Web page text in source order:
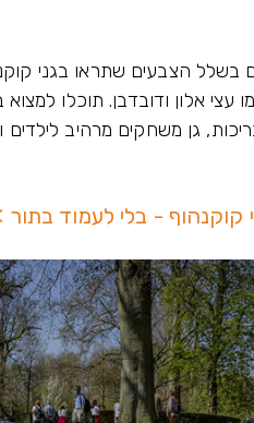
בשלל הצבעים שתראו בגני
עצי אלון ודובדבן. תוכלו
גן משחקים מרהיב לילדים
קוקנהוף - בלי לעמוד בתור